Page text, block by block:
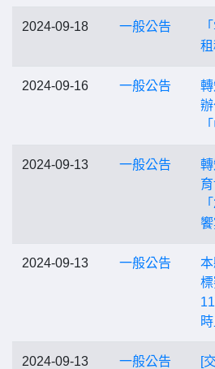
2024-09-18 一般公告
2024-09-16 一般公告
2024-09-13 一般公告
2024-09-13 一般公告
2024-09-13 一般公告
[